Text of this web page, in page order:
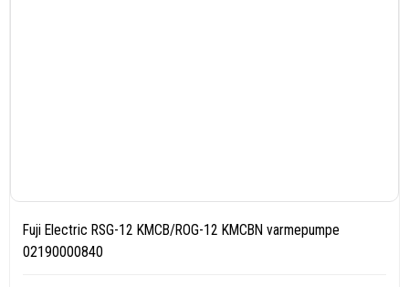
Fuji Electric RSG-12 KMCB/ROG-12 KMCBN varmepumpe
02190000840